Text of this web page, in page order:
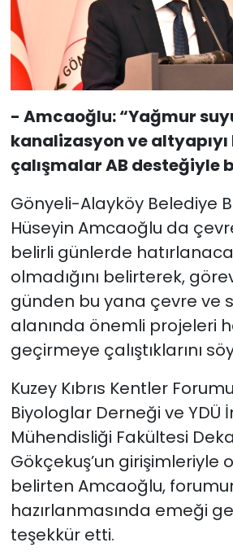
- Amcaoğlu: “Yağmur
kanalizasyon ve
çalışmalar AB desteğiyle
Gönyeli-Alayköy Belediye
Hüseyin Amcaoğlu da
belirli günlerde
olmadığını belirterek,
günden bu yana çevre ve
alanında önemli projeleri
geçirmeye çalıştıklarını
Kuzey Kıbrıs Kentler
Biyologlar Derneği ve YDÜ
Mühendisliği Fakültesi
Gökçekuş’un girişimleriyle
belirten Amcaoğlu,
hazırlanmasında emeği
teşekkür etti.